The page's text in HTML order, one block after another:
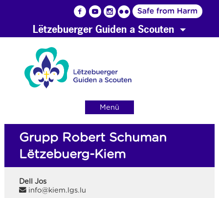
Lëtzebuerger Guiden a Scouten
Menü
Grupp Robert Schuman
Lëtzebuerg-Kiem
Dell Jos
info@kiem.lgs.lu